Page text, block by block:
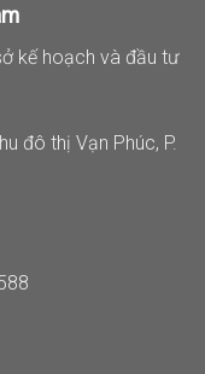
kế hoạch và đầu tư
đô thị Vạn Phúc, P.